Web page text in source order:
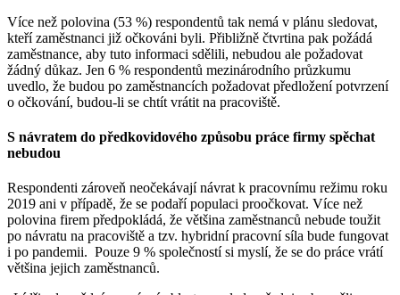
Více než polovina (53 %) respondentů tak nemá v plánu sledovat,
kteří zaměstnanci již očkováni byli. Přibližně čtvrtina pak požádá
zaměstnance, aby tuto informaci sdělili, nebudou ale požadovat
žádný důkaz. Jen 6 % respondentů mezinárodního průzkumu
uvedlo, že budou po zaměstnancích požadovat předložení potvrzení
o očkování, budou-li se chtít vrátit na pracoviště.
S návratem do předkovidového způsobu práce firmy spěchat
nebudou
Respondenti zároveň neočekávají návrat k pracovnímu režimu roku
2019 ani v případě, že se podaří populaci proočkovat. Více než
polovina firem předpokládá, že většina zaměstnanců nebude toužit
po návratu na pracoviště a tzv. hybridní pracovní síla bude fungovat
i po pandemii. Pouze 9 % společností si myslí, že se do práce vrátí
většina jejich zaměstnanců.